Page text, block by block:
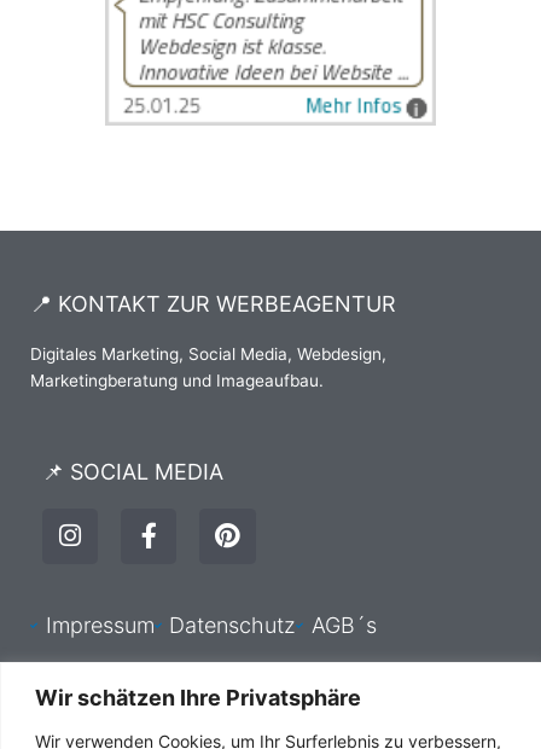
Wir schätzen Ihre Privatsphäre
Wir verwenden Cookies, um Ihr Surferlebnis zu verbessern,
📍 KONTAKT ZUR WERBEAGENTUR
Digitales Marketing, Social Media, Webdesign,
Marketingberatung und Imageaufbau.
📌 SOCIAL MEDIA
I
n
a
g
r
a
F
a
b
o
k
P
i
e
e
s
Impressum Datenschutz AGB´s